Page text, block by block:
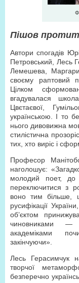
Пішов проти
Автори спогадів
Петровський, Лесь
Лемешева,
своєму раптовий
Цілком
вгадувалася
Цвєтаєвої,
українською. І то
нього дивовижна
стилістична
тих, хто виріс і
Професор
наголошує:
молодий поет, до
переключитися з
воно тим більше,
русифікації
об’єктом
чиновниками —
академіками
закінчуючи».
Лесь Герасимчук
творчої
безперечно